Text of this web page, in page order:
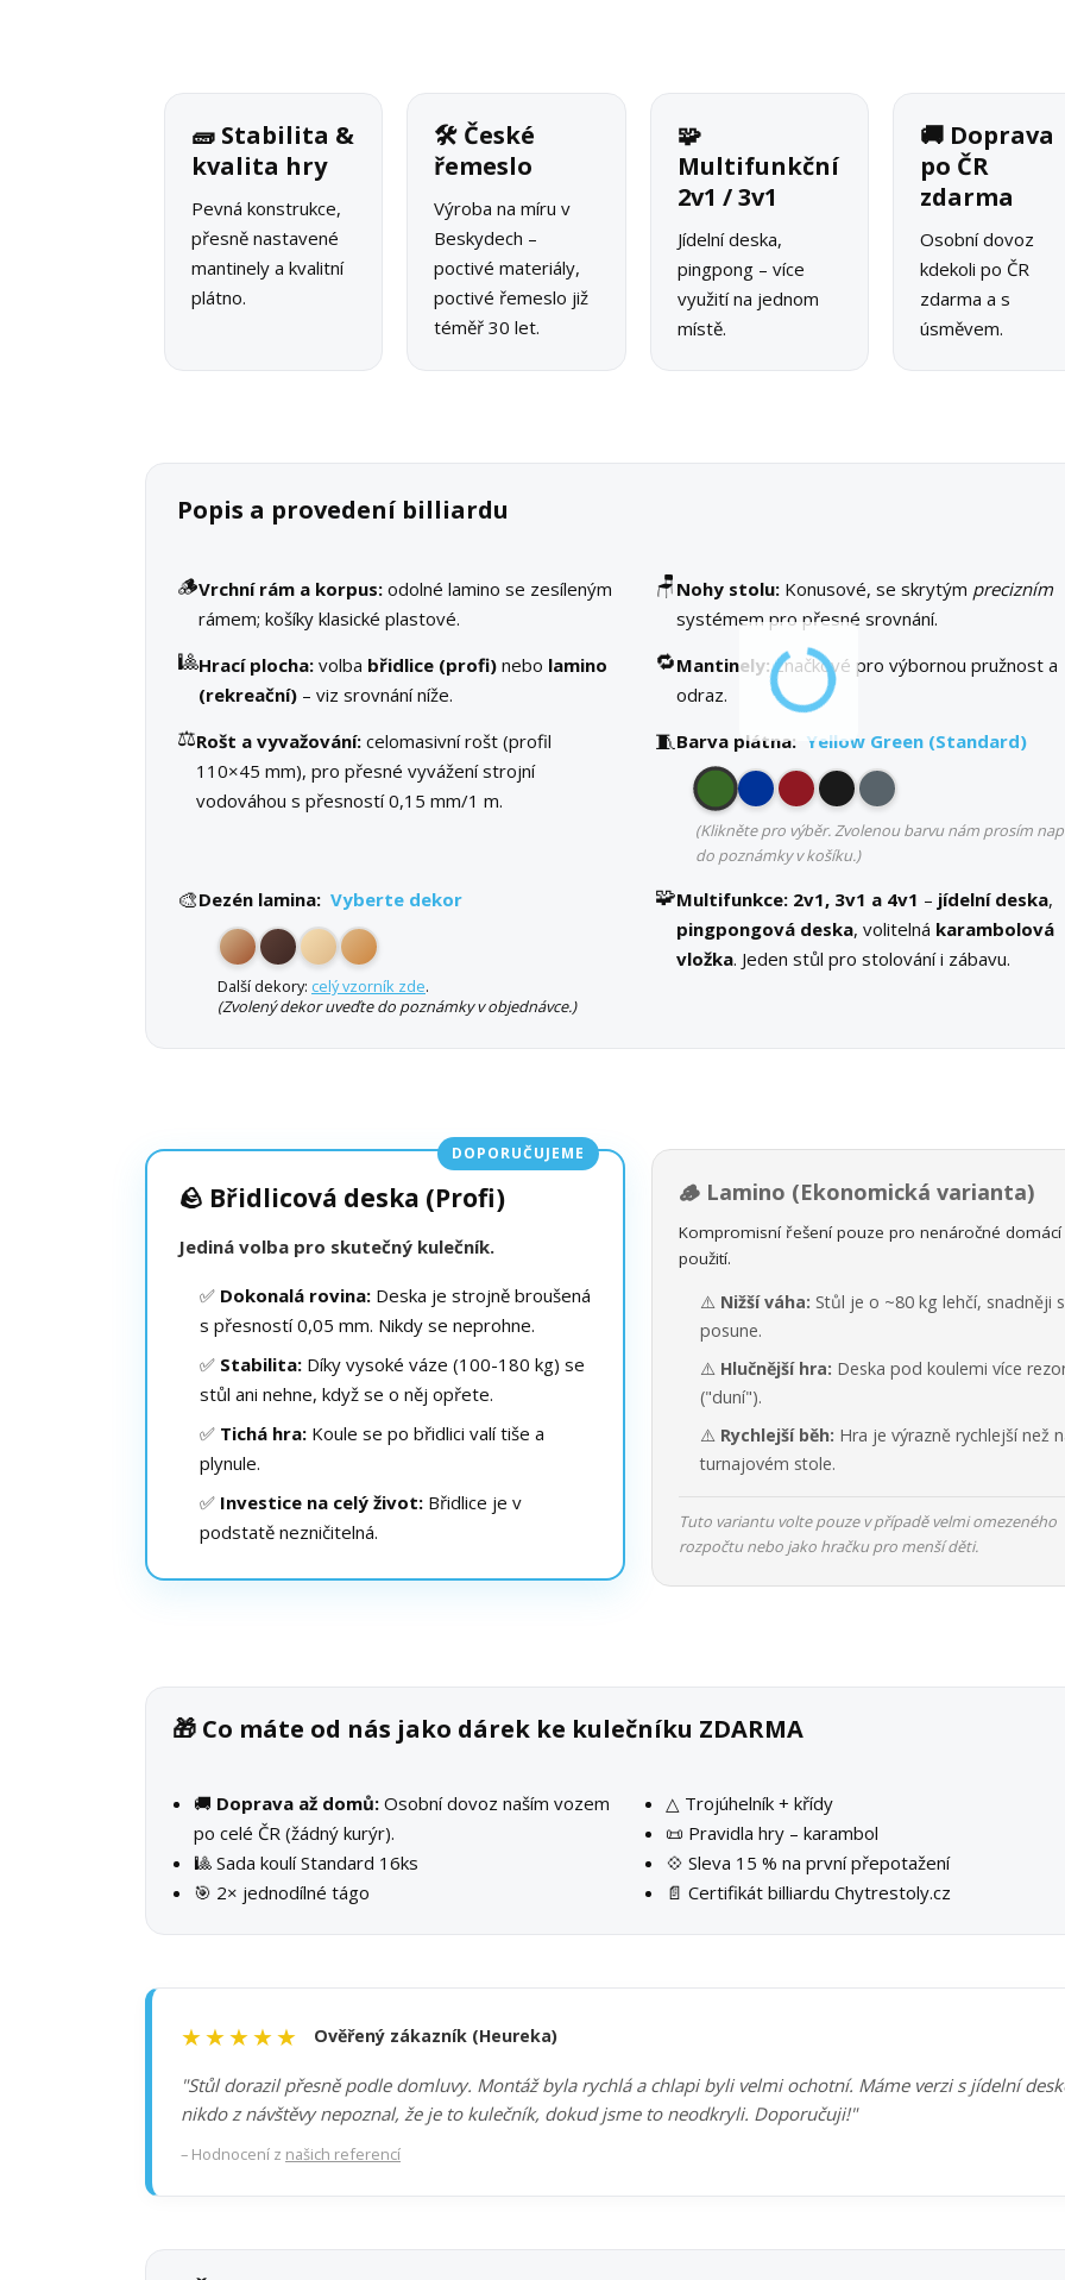
🧱 Stabilita &
kvalita hry
Pevná konstrukce,
přesně nastavené
mantinely a kvalitní
plátno.
🛠 České
řemeslo
Výroba na míru v
Beskydech –
poctivé materiály,
poctivé řemeslo již
téměř 30 let.
🧩
Multifunkční
2v1 / 3v1
Jídelní deska,
pingpong – více
využití na jednom
místě.
🚚 Doprava
po ČR
zdarma
Osobní dovoz
kdekoli po ČR
zdarma a s
úsměvem.
Popis a provedení billiardu
🪵Vrchní rám a korpus: odolné lamino se zesíleným
rámem; košíky klasické plastové.
🪑 Nohy stolu:Konusové, se skrytým precizním
systémem pro přesné srovnání.
🎱Hrací plocha: volba břidlice (profi) nebo lamino
(rekreační) – viz srovnání níže.
🔁Mantinely:značkové pro výbornou pružnost a
odraz.
⚖️Rošt a vyvažování: celomasivní rošt (profil
110×45 mm), pro přesné vyvážení strojní
vodováhou s přesností 0,15 mm/1 m.
🧵Barva plátna: Yellow Green (Standard)
(Klikněte pro výběr. Zvolenou barvu nám prosím
do poznámky v košíku.)
🎨Dezén lamina: Vyberte dekor
Další dekory: celý vzorník zde.
(Zvolený dekor uveďte do poznámky v objednávce.)
🧩Multifunkce:2v1, 3v1 a 4v1 – jídelní deska,
pingpongová deska, volitelná karambolová
vložka. Jeden stůl pro stolování i zábavu.
DOPORUČUJEME
🪨 Břidlicová deska (Profi)
Jediná volba pro skutečný kulečník.
✅ Dokonalá rovina: Deska je strojně broušená
s přesností 0,05 mm. Nikdy se neprohne.
✅ Stabilita: Díky vysoké váze (100-180 kg) se
stůl ani nehne, když se o něj opřete.
✅ Tichá hra: Koule se po břidlici valí tiše a
plynule.
✅ Investice na celý život: Břidlice je v
podstatě nezničitelná.
🪵 Lamino (Ekonomická varianta)
Kompromisní řešení pouze pro nenáročné domácí
použití.
⚠️ Nižší váha: Stůl je o ~80 kg lehčí, snadněji
posune.
⚠️ Hlučnější hra: Deska pod koulemi více
("duní").
⚠️ Rychlejší běh: Hra je výrazně rychlejší než
turnajovém stole.
Tuto variantu volte pouze v případě velmi omezeného
rozpočtu nebo jako hračku pro menší děti.
🎁 Co máte od nás jako dárek ke kulečníku ZDARMA
🚚 Doprava až domů: Osobní dovoz naším vozem
po celé ČR (žádný kurýr).
🎱 Sada koulí Standard 16ks
🎯 2× jednodílné tágo
△ Trojúhelník + křídy
📜 Pravidla hry – karambol
💠 Sleva 15 % na první přepotažení
📄 Certifikát billiardu Chytrestoly.cz
★★★★★ Ověřený zákazník (Heureka)
"Stůl dorazil přesně podle domluvy. Montáž byla rychlá a chlapi byli velmi ochotní. Máme verzi s jídelní
nikdo z návštěvy nepoznal, že je to kulečník, dokud jsme to neodkryli. Doporučuji!"
– Hodnocení z našich referencí